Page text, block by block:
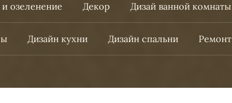
и озеленение Декор Дизай ванной комнаты
Дизайн кухни Дизайн спальни Ремонт